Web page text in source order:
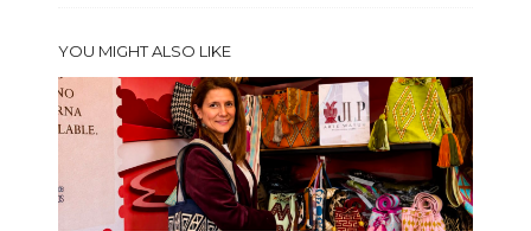
YOU MIGHT ALSO LIKE